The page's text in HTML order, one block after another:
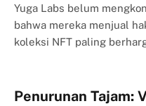
Yuga Labs belum
bahwa mereka menjual
koleksi NFT paling
Penurunan Tajam: